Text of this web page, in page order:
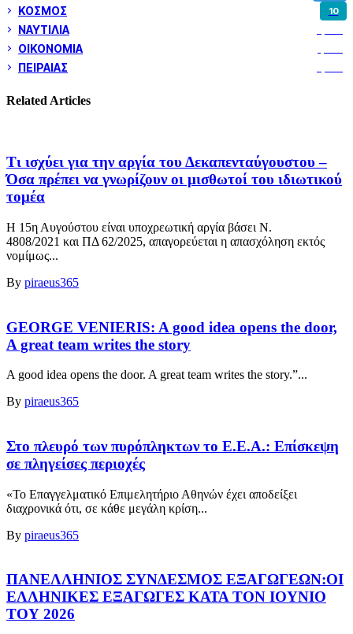
ΚΟΣΜΟΣ 10
ΝΑΥΤΙΛΙΑ
ΟΙΚΟΝΟΜΙΑ
ΠΕΙΡΑΙΑΣ
Related Articles
Τι ισχύει για την αργία του Δεκαπενταύγουστου –
Όσα πρέπει να γνωρίζουν οι μισθωτοί του ιδιωτικού
τομέα
Η 15η Αυγούστου είναι υποχρεωτική αργία βάσει Ν.
4808/2021 και ΠΔ 62/2025, απαγορεύεται η απασχόληση εκτός
νομίμως...
By piraeus365
GEORGE VENIERIS: A good idea opens the door,
A great team writes the story
A good idea opens the door. A great team writes the story.”...
By piraeus365
Στο πλευρό των πυρόπληκτων το Ε.Ε.Α.: Επίσκεψη
σε πληγείσες περιοχές
«Το Επαγγελματικό Επιμελητήριο Αθηνών έχει αποδείξει
διαχρονικά ότι, σε κάθε μεγάλη κρίση...
By piraeus365
ΠΑΝΕΛΛΗΝΙΟΣ ΣΥΝΔΕΣΜΟΣ ΕΞΑΓΩΓΕΩΝ:ΟΙ
ΕΛΛΗΝΙΚΕΣ ΕΞΑΓΩΓΕΣ ΚΑΤΑ ΤΟΝ ΙΟΥΝΙΟ
ΤΟΥ 2026